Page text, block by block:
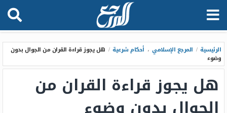
الرئيسية / المرجع الإسلامي ، أحكام شرعية / هل يجوز قراءة القران من الجوال بدون
وضوء
هل يجوز قراءة القران من